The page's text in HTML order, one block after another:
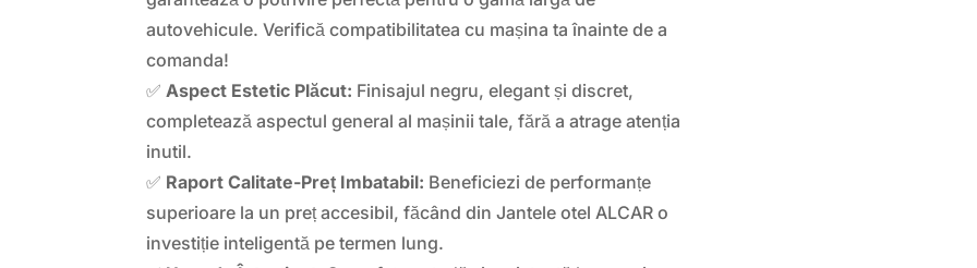
autovehicule. Verifică compatibilitatea cu mașina ta înainte de a
comanda!
✅ Aspect Estetic Plăcut: Finisajul negru, elegant și discret,
completează aspectul general al mașinii tale, fără a atrage atenția
inutil.
✅ Raport Calitate-Preț Imbatabil: Beneficiezi de performanțe
superioare la un preț accesibil, făcând din Jantele otel ALCAR o
investiție inteligentă pe termen lung.